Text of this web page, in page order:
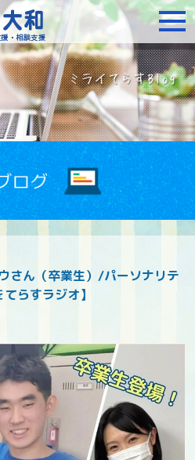
障がいをお持ちの方へ
さん（卒業生）/パーソナリテ
らすラジオ】